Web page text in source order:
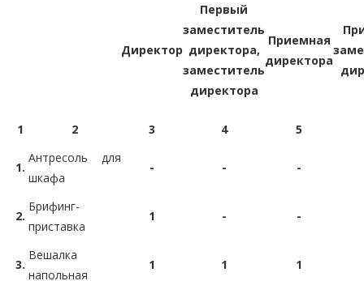
Директор
Первый
заместитель
директора,
заместитель
директора
Приемная
директора
1 2 3 4 5
1.
Антресоль для
шкафа
- - -
2.
Брифинг-
приставка
1 - -
3.
Вешалка
напольная
1 1 1